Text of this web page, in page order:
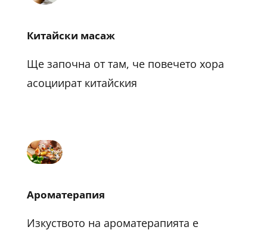
Китайски масаж
Ще започна от там, че повечето хора
асоциират китайския
Ароматерапия
Изкуството на ароматерапията е